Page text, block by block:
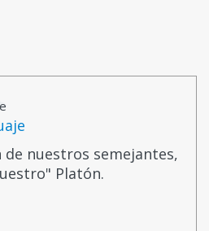
de nuestros semejantes,
Platón.